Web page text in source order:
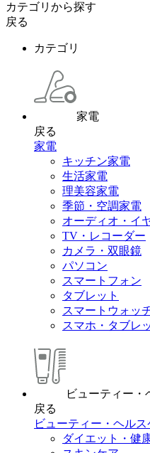
カテゴリから探す
戻る
カテゴリ
家電
戻る
家電
キッチン家電
生活家電
理美容家電
季節・空調家電
オーディオ・イ
TV・レコーダー
カメラ・双眼鏡
パソコン
スマートフォン
タブレット
スマートウォッ
スマホ・タブレ
ビューティー・
戻る
ビューティー・ヘルス
ダイエット・健